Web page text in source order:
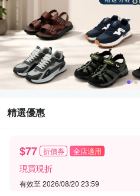
精選優惠
$77 折價券 全店適用
現買現折
有效至 2026/08/20 23:59